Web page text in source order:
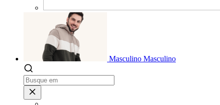
Masculino Masculino